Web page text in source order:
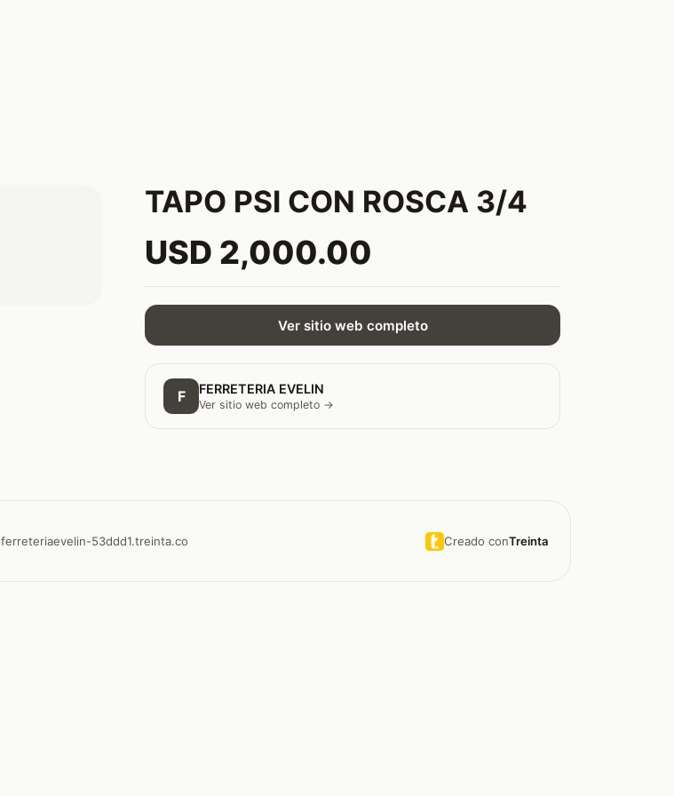
TAPO PSI CON ROSCA 3/4
USD 2,000.00
Ver sitio web completo
F FERRETERIA EVELIN
Ver sitio web completo →
ferreteriaevelin-53ddd1.treinta.co Creado conTreinta